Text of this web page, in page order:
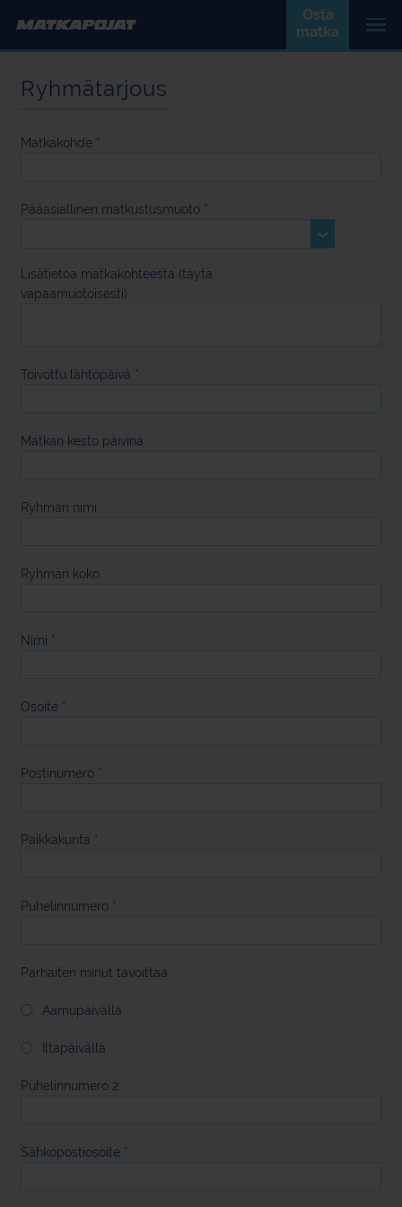
Osta
matka
Ryhmätarjous
Matkakohde *
Pääasiallinen matkustusmuoto *
Lisätietoa matkakohteesta (täytä
vapaamuotoisesti)
Toivottu lähtöpäivä *
Matkan kesto päivinä
Ryhmän nimi
Ryhmän koko
Nimi *
Osoite *
Postinumero *
Paikkakunta *
Puhelinnumero *
Parhaiten minut tavoittaa
Aamupäivällä
Iltapäivällä
Puhelinnumero 2
Sähköpostiosoite *